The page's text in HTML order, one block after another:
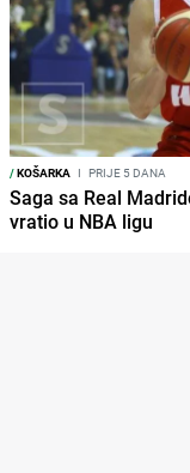
/KOŠARKA I PRIJE 5 DANA
Saga sa Real
vratio u NBA ligu